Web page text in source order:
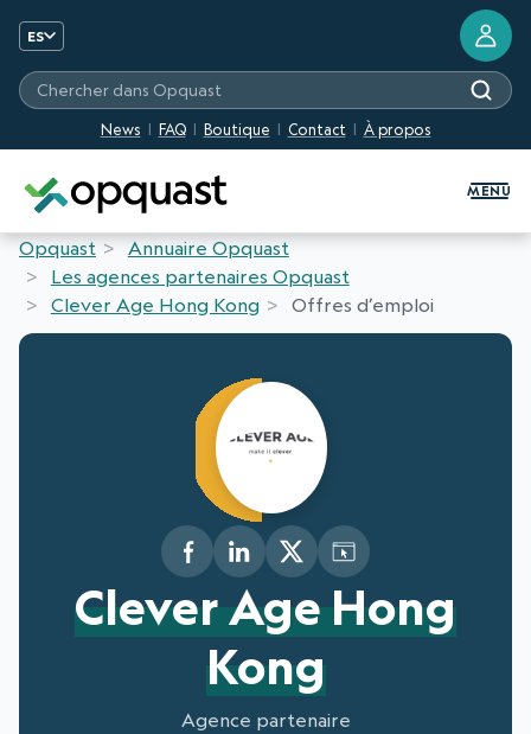
ES
News FAQ Boutique Contact À propos
Chercher dans Opquast
MENU
Opquast
Annuaire Opquast
Les agences partenaires Opquast
Clever Age Hong Kong
Offres d’emploi
Clever Age Hong
Kong
Agence partenaire